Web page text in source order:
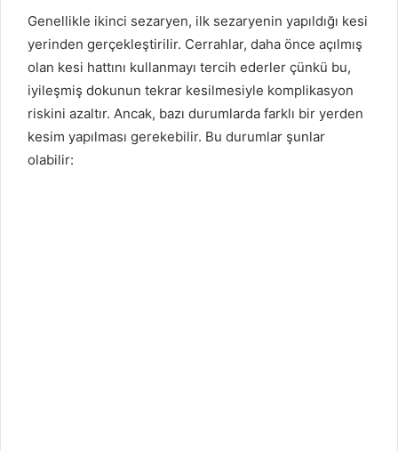
Genellikle ikinci sezaryen, ilk sezaryenin yapıldığı kesi
yerinden gerçekleştirilir. Cerrahlar, daha önce açılmış
olan kesi hattını kullanmayı tercih ederler çünkü bu,
iyileşmiş dokunun tekrar kesilmesiyle komplikasyon
riskini azaltır. Ancak, bazı durumlarda farklı bir yerden
kesim yapılması gerekebilir. Bu durumlar şunlar
olabilir: